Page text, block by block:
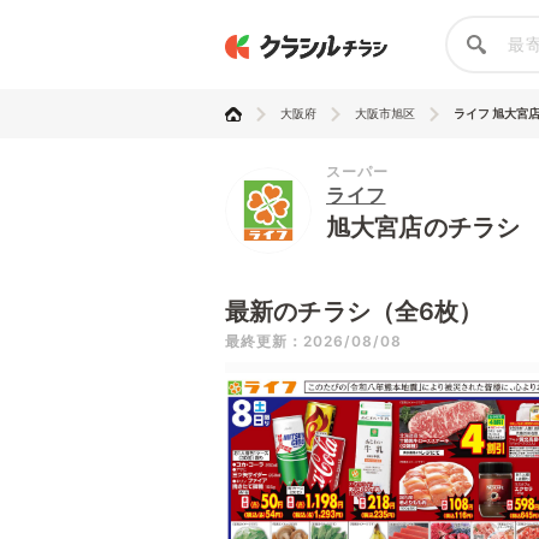
大阪府 大阪市旭区 ライフ 旭大宮店
スーパー
ライフ
旭大宮店のチラシ
最新のチラシ（全6枚）
最終更新：2026/08/08